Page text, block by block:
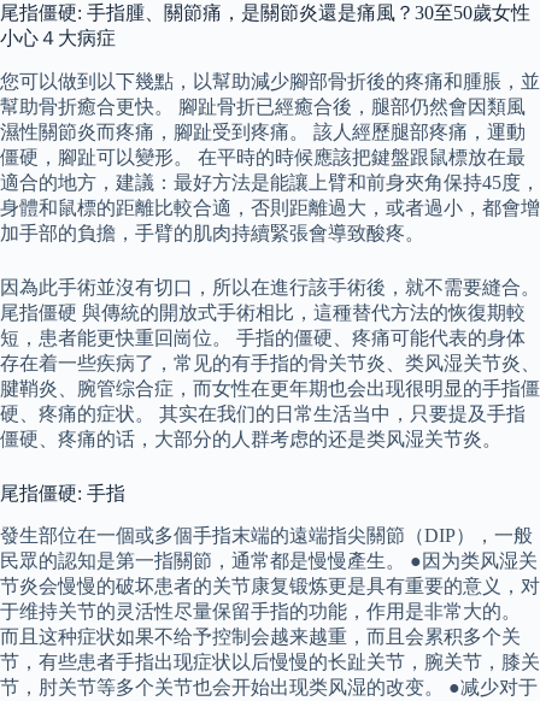
尾指僵硬: 手指腫、關節痛，是關節炎還是痛風？30至50歲女性
小心４大病症
您可以做到以下幾點，以幫助減少腳部骨折後的疼痛和腫脹，並
幫助骨折癒合更快。 腳趾骨折已經癒合後，腿部仍然會因類風
濕性關節炎而疼痛，腳趾受到疼痛。 該人經歷腿部疼痛，運動
僵硬，腳趾可以變形。 在平時的時候應該把鍵盤跟鼠標放在最
適合的地方，建議：最好方法是能讓上臂和前身夾角保持45度，
身體和鼠標的距離比較合適，否則距離過大，或者過小，都會增
加手部的負擔，手臂的肌肉持續緊張會導致酸疼。
因為此手術並沒有切口，所以在進行該手術後，就不需要縫合。
尾指僵硬 與傳統的開放式手術相比，這種替代方法的恢復期較
短，患者能更快重回崗位。 手指的僵硬、疼痛可能代表的身体
存在着一些疾病了，常见的有手指的骨关节炎、类风湿关节炎、
腱鞘炎、腕管综合症，而女性在更年期也会出现很明显的手指僵
硬、疼痛的症状。 其实在我们的日常生活当中，只要提及手指
僵硬、疼痛的话，大部分的人群考虑的还是类风湿关节炎。
尾指僵硬: 手指
發生部位在一個或多個手指末端的遠端指尖關節（DIP），一般
民眾的認知是第一指關節，通常都是慢慢產生。 ●因为类风湿关
节炎会慢慢的破坏患者的关节康复锻炼更是具有重要的意义，对
于维持关节的灵活性尽量保留手指的功能，作用是非常大的。
而且这种症状如果不给予控制会越来越重，而且会累积多个关
节，有些患者手指出现症状以后慢慢的长趾关节，腕关节，膝关
节，肘关节等多个关节也会开始出现类风湿的改变。 ●减少对于